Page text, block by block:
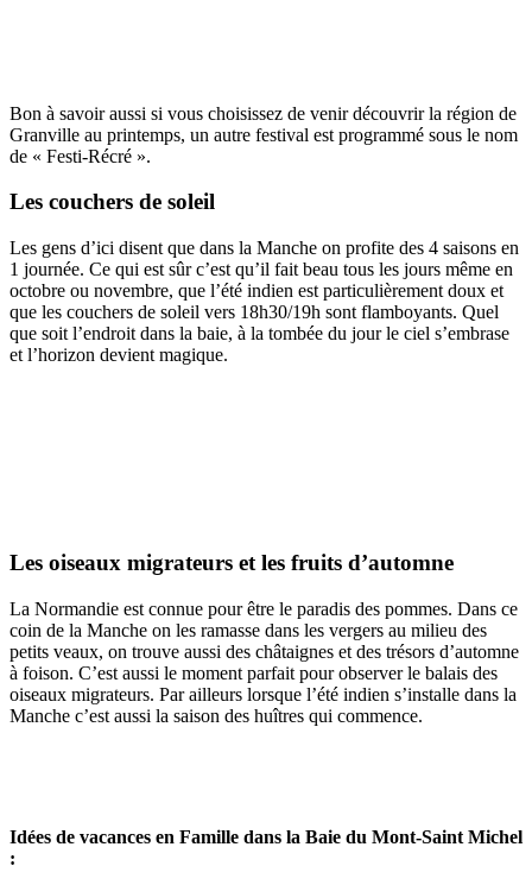
Bon à savoir aussi si vous choisissez de venir découvrir la région de
Granville au printemps, un autre festival est programmé sous le nom
de « Festi-Récré ».
Les couchers de soleil
Les gens d’ici disent que dans la Manche on profite des 4 saisons en
1 journée. Ce qui est sûr c’est qu’il fait beau tous les jours même en
octobre ou novembre, que l’été indien est particulièrement doux et
que les couchers de soleil vers 18h30/19h sont flamboyants. Quel
que soit l’endroit dans la baie, à la tombée du jour le ciel s’embrase
et l’horizon devient magique.
Les oiseaux migrateurs et les fruits d’automne
La Normandie est connue pour être le paradis des pommes. Dans ce
coin de la Manche on les ramasse dans les vergers au milieu des
petits veaux, on trouve aussi des châtaignes et des trésors d’automne
à foison. C’est aussi le moment parfait pour observer le balais des
oiseaux migrateurs. Par ailleurs lorsque l’été indien s’installe dans la
Manche c’est aussi la saison des huîtres qui commence.
Idées de vacances en Famille dans la Baie du Mont-Saint Michel
: